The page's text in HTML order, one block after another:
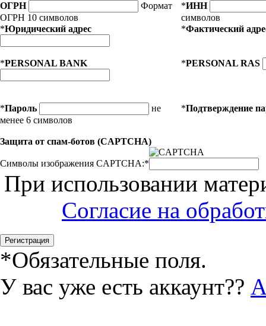
ОГРН
Формат
ОГРН 10 символов
*ИНН
символов
*Юридический адрес *Фактический
*PERSONAL BANK *PERSONAL RAS
*Пароль
не
менее 6 символов
*Подтверждение
Защита от спам-ботов (CAPTCHA)
Символы изображения CAPTCHA:*
При использовании
Согласие на
*Обязательные поля.
У вас уже есть аккаунт??